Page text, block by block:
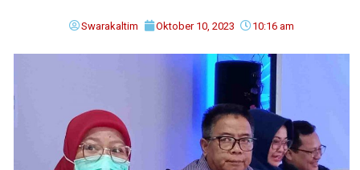
Swarakaltim Oktober 10, 2023 10:16 am